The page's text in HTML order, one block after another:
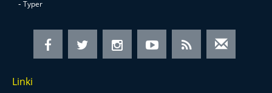
- Typer
Linki